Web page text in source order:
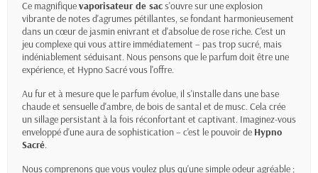
Ce magnifiquevaporisateur de sacs'ouvre sur une explosion
vibrante de notes d'agrumes pétillantes, se fondant harmonieusement
dans un cœur de jasmin enivrant et d'absolue de rose riche. C'est un
jeu complexe qui vous attire immédiatement – pas trop sucré, mais
indéniablement séduisant. Nous pensons que le parfum doit être une
expérience, et Hypno Sacré vous l'offre.
Au fur et à mesure que le parfum évolue, il s'installe dans une base
chaude et sensuelle d'ambre, de bois de santal et de musc. Cela crée
un sillage persistant à la fois réconfortant et captivant. Imaginez-vous
enveloppé d'une aura de sophistication – c'est le pouvoir de Hypno
Sacré.
Nous comprenons que vous voulez plus qu'une simple odeur agréable ;